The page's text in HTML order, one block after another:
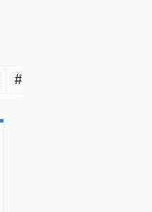
#Detak Pelalawan